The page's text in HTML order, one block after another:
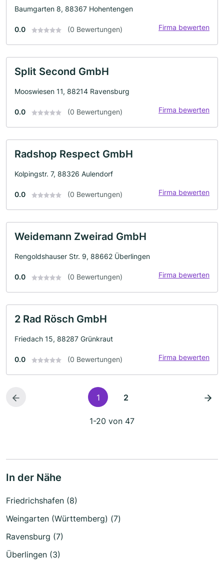
Baumgarten 8, 88367 Hohentengen
0.0 (0 Bewertungen) Firma bewerten
Split Second GmbH
Mooswiesen 11, 88214 Ravensburg
0.0 (0 Bewertungen) Firma bewerten
Radshop Respect GmbH
Kolpingstr. 7, 88326 Aulendorf
0.0 (0 Bewertungen) Firma bewerten
Weidemann Zweirad GmbH
Rengoldshauser Str. 9, 88662 Überlingen
0.0 (0 Bewertungen) Firma bewerten
2 Rad Rösch GmbH
Friedach 15, 88287 Grünkraut
0.0 (0 Bewertungen) Firma bewerten
1 2
1-20 von 47
In der Nähe
Friedrichshafen (8)
Weingarten (Württemberg) (7)
Ravensburg (7)
Überlingen (3)